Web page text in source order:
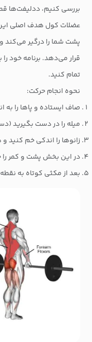
بررسی کنیم، ددلیفت‌ها
عضلات کول هدف اصلی این
پشت شما را درگیر
قرار می‌دهد. برنامه خود
تمام کنید.
نحوه انجام حرکت:
صاف ایستاده و پاها را به
میله را در دست بگیرید
زانوها را اندکی خم کنید و
در این بخش پشت و کمر را
بعد از مکثی کوتاه به